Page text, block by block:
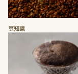
豆知識